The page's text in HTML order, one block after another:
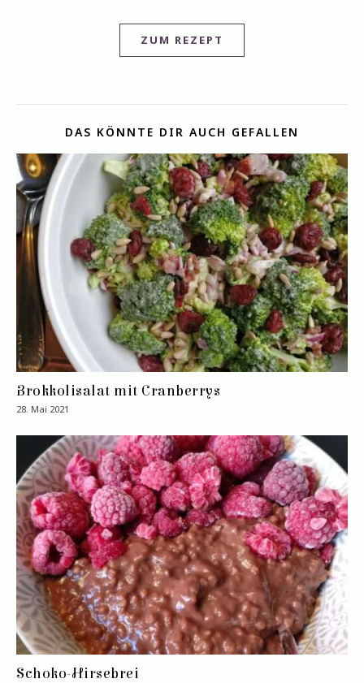
ZUM REZEPT
DAS KÖNNTE DIR AUCH GEFALLEN
Brokkolisalat mit Cranberrys
28. Mai 2021
Schoko-Hirsebrei